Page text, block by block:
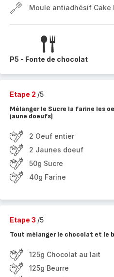
Moule antiadhésif Cake
P5 - Fonte de chocolat
Etape 2 /5
Mélanger le Sucre la farine les
jaune doeufs)
2 Oeuf entier
2 Jaunes doeuf
50g Sucre
40g Farine
Etape 3 /5
Tout mélanger le chocolat et le
125g Chocolat au lait
125g Beurre